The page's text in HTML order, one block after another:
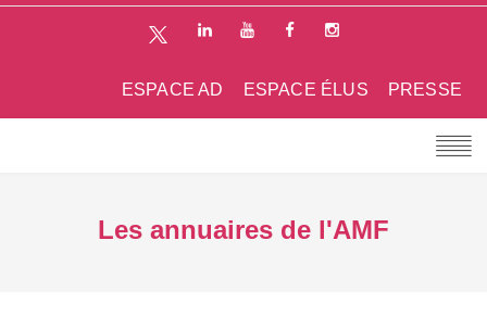
PRESSE
ESPACE ÉLUS
ESPACE AD
Les annuaires de l'AMF